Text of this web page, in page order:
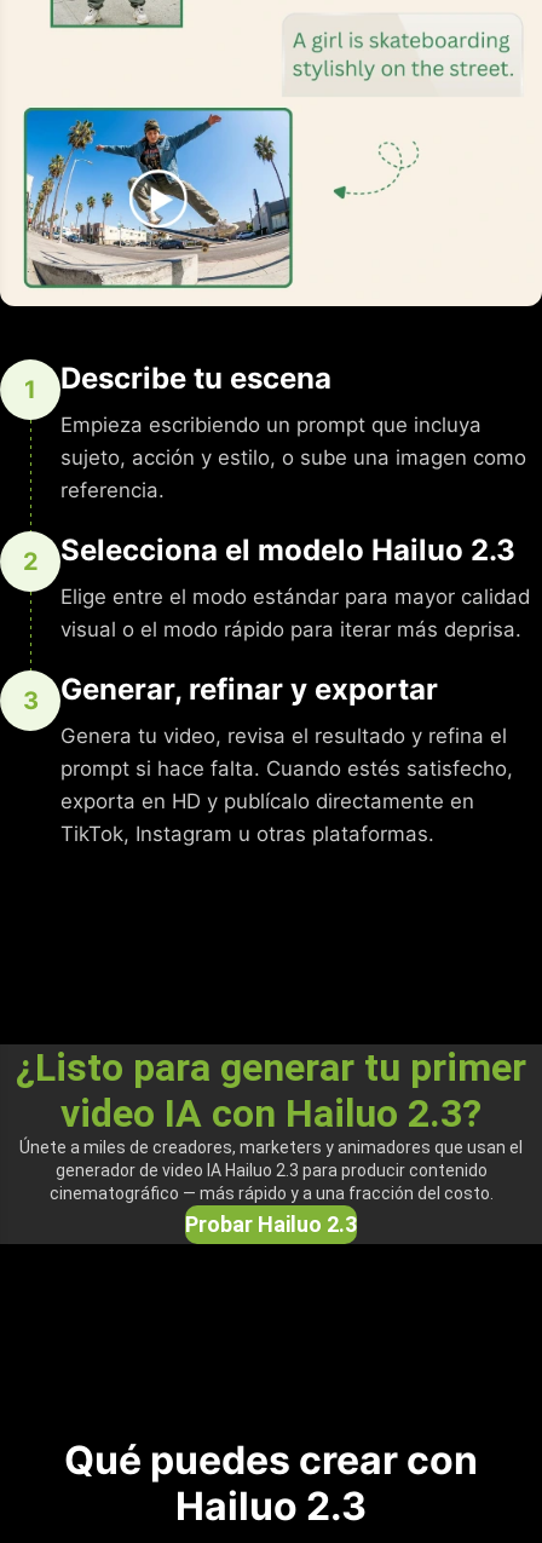
1 Describe tu escena
Empieza escribiendo un prompt que incluya
sujeto, acción y estilo, o sube una imagen como
referencia.
2 Selecciona el modelo Hailuo 2.3
Elige entre el modo estándar para mayor calidad
visual o el modo rápido para iterar más deprisa.
3 Generar, refinar y exportar
Genera tu video, revisa el resultado y refina el
prompt si hace falta. Cuando estés satisfecho,
exporta en HD y publícalo directamente en
TikTok, Instagram u otras plataformas.
¿Listo para generar tu primer
video IA con Hailuo 2.3?
Únete a miles de creadores, marketers y animadores que usan el
generador de video IA Hailuo 2.3 para producir contenido
cinematográfico — más rápido y a una fracción del costo.
Probar Hailuo 2.3
Qué puedes crear con
Hailuo 2.3